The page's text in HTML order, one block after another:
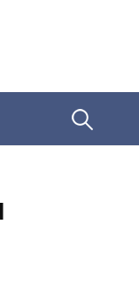
Търсене